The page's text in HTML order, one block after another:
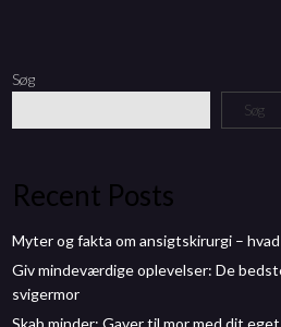
Søg
Søg
Recent Posts
Myter og fakta om ansigtskirurgi –
Giv mindeværdige oplevelser: De
svigermor
Skab minder: Gaver til mor med dit